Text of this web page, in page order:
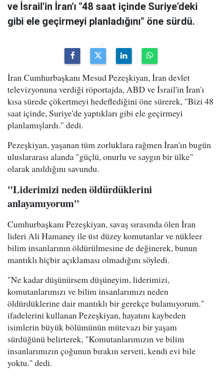
ve İsrail'in İran'ı "48 saat içinde Suriye'deki
gibi ele geçirmeyi planladığını" öne sürdü.
İran Cumhurbaşkanı Mesud Pezeşkiyan, İran devlet
televizyonuna verdiği röportajda, ABD ve İsrail'in İran'ı
kısa sürede çökertmeyi hedeflediğini öne sürerek, "Bizi 48
saat içinde, Suriye'de yaptıkları gibi ele geçirmeyi
planlamışlardı." dedi.
Pezeşkiyan, yaşanan tüm zorluklara rağmen İran'ın bugün
uluslararası alanda "güçlü, onurlu ve saygın bir ülke"
olarak anıldığını savundu.
"Liderimizi neden öldürdüklerini
anlayamıyorum"
Cumhurbaşkanı Pezeşkiyan, savaş sırasında ölen İran
lideri Ali Hamaney ile üst düzey komutanlar ve nükleer
bilim insanlarının öldürülmesine de değinerek, bunun
mantıklı hiçbir açıklaması olmadığını söyledi.
"Ne kadar düşünürsem düşüneyim, liderimizi,
komutanlarımızı ve bilim insanlarımızı neden
öldürdüklerine dair mantıklı bir gerekçe bulamıyorum."
ifadelerini kullanan Pezeşkiyan, hayatını kaybeden
isimlerin büyük bölümünün mütevazı bir yaşam
sürdüğünü belirterek, "Komutanlarımızın ve bilim
insanlarımızın çoğunun bırakın serveti, kendi evi bile
yoktu." dedi.